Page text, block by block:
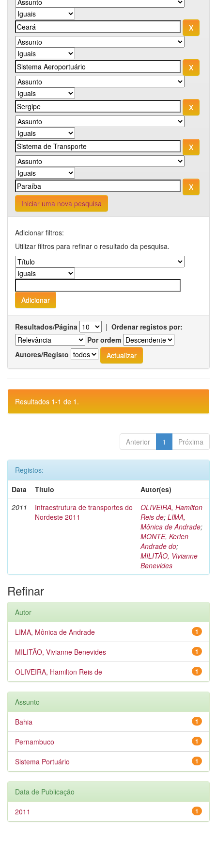
Iniciar uma nova pesquisa
Adicionar filtros:
Utilizar filtros para refinar o resultado da pesquisa.
Resultados/Página | Ordenar registos por:
Por ordem
Autores/Registo
Resultados 1-1 de 1.
Anterior 1 Próxima
Registos:
Data
Título
Autor(es)
2011
Infraestrutura de transportes do
Nordeste 2011
OLIVEIRA, Hamilton
Reis de; LIMA,
Mônica de Andrade;
MONTE, Kerlen
Andrade do;
MILITÃO, Vivianne
Benevides
Refinar
Autor
1
LIMA, Mônica de Andrade
1
MILITÃO, Vivianne Benevides
1
OLIVEIRA, Hamilton Reis de
Assunto
1
Bahia
1
Pernambuco
1
Sistema Portuário
Data de Publicação
1
2011